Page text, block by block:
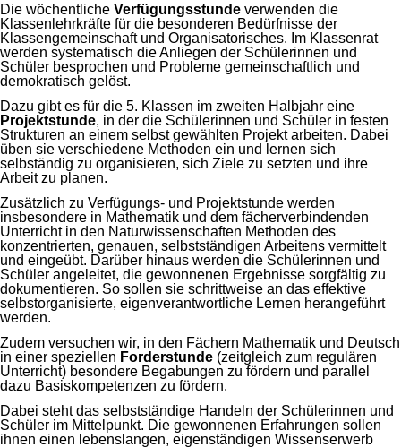
Die wöchentliche Verfügungsstunde verwenden die
Klassenlehrkräfte für die besonderen Bedürfnisse der
Klassengemeinschaft und Organisatorisches. Im Klassenrat
werden systematisch die Anliegen der Schülerinnen und
Schüler besprochen und Probleme gemeinschaftlich und
demokratisch gelöst.
Dazu gibt es für die 5. Klassen im zweiten Halbjahr eine
Projektstunde, in der die Schülerinnen und Schüler in festen
Strukturen an einem selbst gewählten Projekt arbeiten. Dabei
üben sie verschiedene Methoden ein und lernen sich
selbständig zu organisieren, sich Ziele zu setzten und ihre
Arbeit zu planen.
Zusätzlich zu Verfügungs- und Projektstunde werden
insbesondere in Mathematik und dem fächerverbindenden
Unterricht in den Naturwissenschaften Methoden des
konzentrierten, genauen, selbstständigen Arbeitens vermittelt
und eingeübt. Darüber hinaus werden die Schülerinnen und
Schüler angeleitet, die gewonnenen Ergebnisse sorgfältig zu
dokumentieren. So sollen sie schrittweise an das effektive
selbstorganisierte, eigenverantwortliche Lernen herangeführt
werden.
Zudem versuchen wir, in den Fächern Mathematik und Deutsch
in einer speziellen Forderstunde (zeitgleich zum regulären
Unterricht) besondere Begabungen zu fördern und parallel
dazu Basiskompetenzen zu fördern.
Dabei steht das selbstständige Handeln der Schülerinnen und
Schüler im Mittelpunkt. Die gewonnenen Erfahrungen sollen
ihnen einen lebenslangen, eigenständigen Wissenserwerb